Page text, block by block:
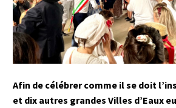
Afin de célébrer comme il se doit
et dix autres grandes Villes d’Eaux